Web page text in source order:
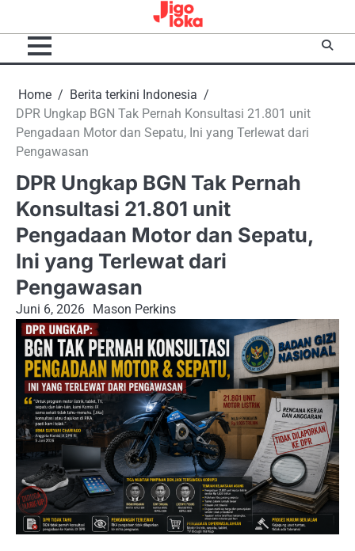
content
Home
Berita terkini Indonesia
DPR Ungkap BGN Tak Pernah Konsultasi 21.801 unit
Pengadaan Motor dan Sepatu, Ini yang Terlewat dari
Pengawasan
DPR Ungkap BGN Tak Pernah
Konsultasi 21.801 unit
Pengadaan Motor dan Sepatu,
Ini yang Terlewat dari
Pengawasan
Juni 6, 2026 Mason Perkins